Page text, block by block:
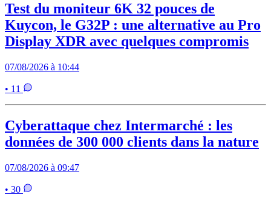
Test du moniteur 6K 32 pouces de
Kuycon, le G32P : une alternative au Pro
Display XDR avec quelques compromis
07/08/2026 à 10:44
• 11
Cyberattaque chez Intermarché : les
données de 300 000 clients dans la nature
07/08/2026 à 09:47
• 30